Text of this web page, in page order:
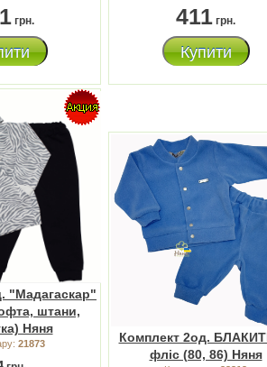
грн. 411 грн.
Купити
"Мадагаскар"
штани,
Няня
21873
Комплект 2од.
фліс (80, 86) Няня